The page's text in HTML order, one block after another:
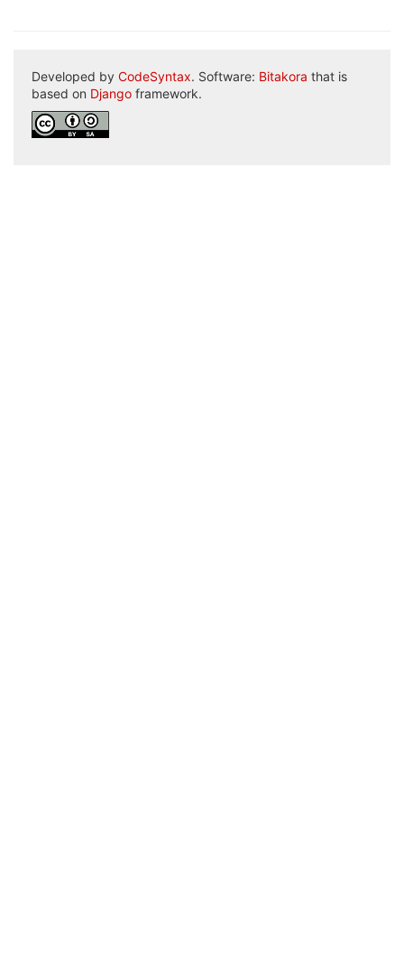
Developed by CodeSyntax. Software: Bitakora that is
based on Django framework.